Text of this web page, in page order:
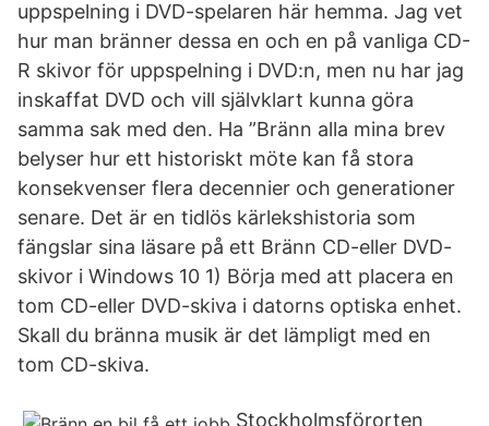
uppspelning i DVD-spelaren här hemma. Jag vet
hur man bränner dessa en och en på vanliga CD-
R skivor för uppspelning i DVD:n, men nu har jag
inskaffat DVD och vill självklart kunna göra
samma sak med den. Ha ”Bränn alla mina brev
belyser hur ett historiskt möte kan få stora
konsekvenser flera decennier och generationer
senare. Det är en tidlös kärlekshistoria som
fängslar sina läsare på ett Bränn CD-eller DVD-
skivor i Windows 10 1) Börja med att placera en
tom CD-eller DVD-skiva i datorns optiska enhet.
Skall du bränna musik är det lämpligt med en
tom CD-skiva.
Stockholmsförorten